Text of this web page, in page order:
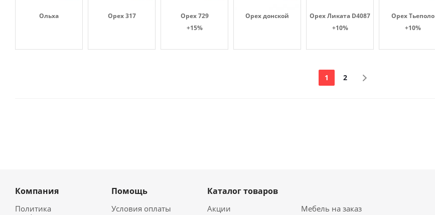
Ольха Орех 317
Орех 729
+15%
Орех донской
Орех Ликата D4087
+10%
Орех Тьеполо
+10%
1 2
Компания
Политика
Помощь
Условия оплаты
Каталог товаров
Акции Мебель на заказ